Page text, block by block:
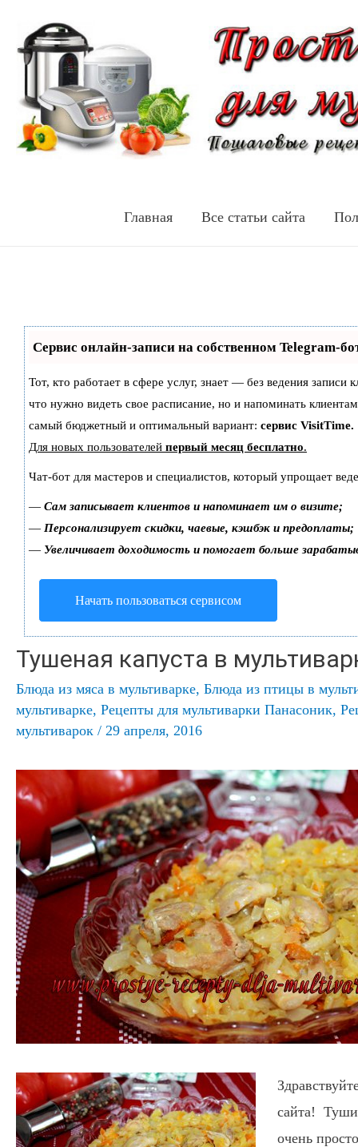
Главная Все статьи сайта
Сервис онлайн-записи на собственном Telegram-
Тот, кто работает в сфере услуг, знает — без ведения записи
что нужно видеть свое расписание, но и напоминать
самый бюджетный и оптимальный вариант: сервис VisitTime.
Для новых пользователей первый месяц бесплатно.
Чат-бот для мастеров и специалистов, который упрощает
— Сам записывает клиентов и напоминает им о визите;
— Персонализирует скидки, чаевые, кэшбэк и предоплаты;
— Увеличивает доходимость и помогает больше
Начать пользоваться сервисом
Тушеная капуста в
Блюда из мяса в мультиварке, Блюда из птицы в
мультиварке, Рецепты для мультиварки Панасоник,
мультиварок / 29 апреля, 2016
сайта!
очень